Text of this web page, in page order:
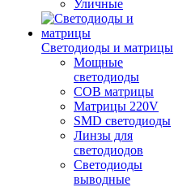
Уличные
Светодиоды и матрицы
Мощные
светодиоды
COB матрицы
Матрицы 220V
SMD светодиоды
Линзы для
светодиодов
Светодиоды
выводные